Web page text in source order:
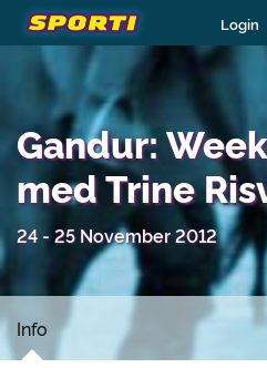
Login
Gandur:
med Trine
24 - 25 November 2012
Info